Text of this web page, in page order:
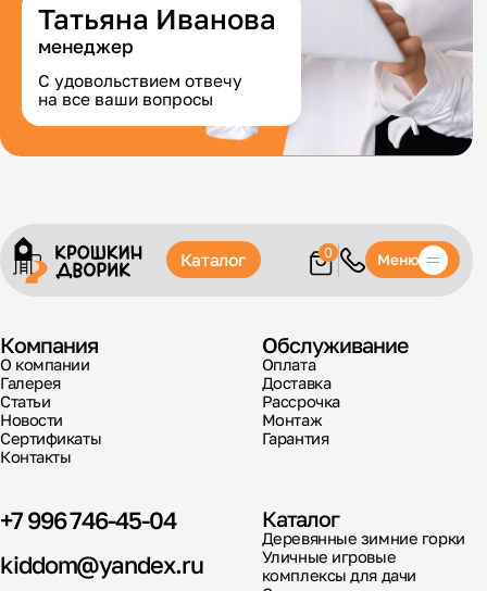
Татьяна Иванова
менеджер
С удовольствием отвечу
на все ваши вопросы
Каталог 0 Меню
+7 996 746-45-04
kiddom@yandex.ru
Компания
О компании
Галерея
Статьи
Новости
Сертификаты
Контакты
Обслуживание
Оплата
Доставка
Рассрочка
Монтаж
Гарантия
Каталог
Деревянные зимние горки
Уличные игровые
комплексы для дачи